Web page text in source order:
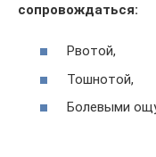
сопровождаться:
Рвотой,
Тошнотой,
Болевыми